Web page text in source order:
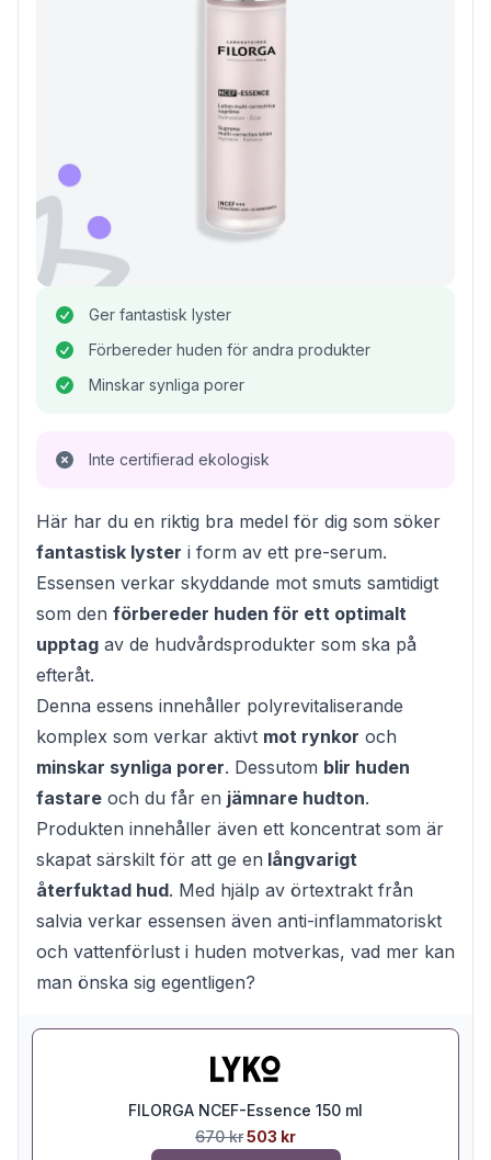
Ger fantastisk lyster
Förbereder huden för andra produkter
Minskar synliga porer
Inte certifierad ekologisk
Här har du en riktig bra medel för dig som söker
fantastisk lyster i form av ett pre-serum.
Essensen verkar skyddande mot smuts samtidigt
som den förbereder huden för ett optimalt
upptag av de hudvårdsprodukter som ska på
efteråt.
Denna essens innehåller polyrevitaliserande
komplex som verkar aktivt mot rynkor och
minskar synliga porer. Dessutom blir huden
fastare och du får en jämnare hudton.
Produkten innehåller även ett koncentrat som är
skapat särskilt för att ge en långvarigt
återfuktad hud. Med hjälp av örtextrakt från
salvia verkar essensen även anti-inflammatoriskt
och vattenförlust i huden motverkas, vad mer kan
man önska sig egentligen?
FILORGA NCEF-Essence 150 ml
670 kr503 kr